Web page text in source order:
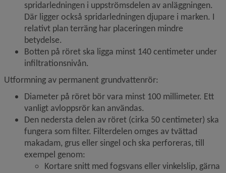
spridarledningen i uppströmsdelen av anläggningen.
Där ligger också spridarledningen djupare i marken. I
relativt plan terräng har placeringen mindre
betydelse.
Botten på röret ska ligga minst 140 centimeter under
infiltrationsnivån.
Utformning av permanent grundvattenrör:
Diameter på röret bör vara minst 100 millimeter. Ett
vanligt avloppsrör kan användas.
Den nedersta delen av röret (cirka 50 centimeter) ska
fungera som filter. Filterdelen omges av tvättad
makadam, grus eller singel och ska perforeras, till
exempel genom:
Kortare snitt med fogsvans eller vinkelslip, gärna